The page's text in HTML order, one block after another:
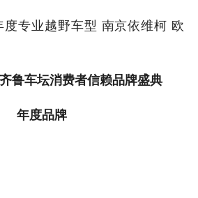
专业越野车型 南京依维柯 欧
鲁车坛消费者信赖品牌盛典
年度品牌